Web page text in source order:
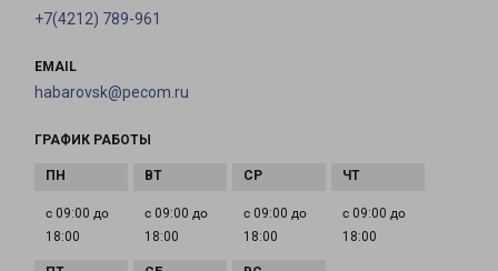
+7(4212) 789-961
EMAIL
habarovsk@pecom.ru
ГРАФИК РАБОТЫ
с 09:00 до
18:00
с 09:00 до
18:00
с 09:00 до
18:00
с 09:00 до
18:00